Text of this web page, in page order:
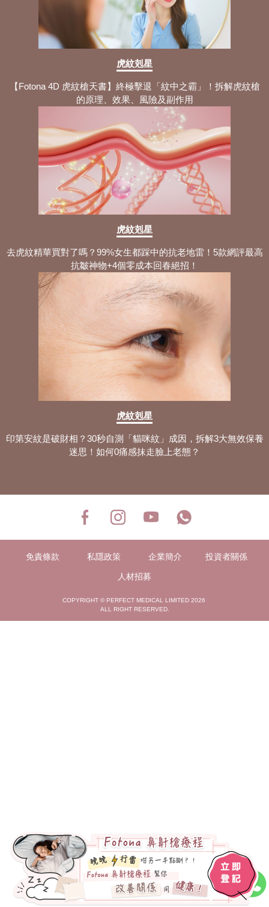
過程 掌握正規方法趁現在！
睡眠窒息症指數解析：4大睡眠呼吸中止
原因+專業緩解方法分享！
睡眠呼吸機旅行攻略：解析5款產品+旅
行時需留意的注意事項！
睡眠呼吸機原理科普：3大產品種類+使
用方法 選擇適合你的款式！
為什麼會打鼻鼾？掌握5大鼻鼾成因+日
常調整與專業治療方法！
鼻塞穴道按摩：拆解5個穴位與功效+正
確通鼻塞按摩手法與流程！
鼻鼾枕頭有冇用？認識詳細用途原理+6
大止鼾枕挑選指南！
Fotona 4D鼻鼾槍評價：全面理解6大療
程優勢+適用族群！
Fotona 4D鼻鼾槍邊間好？4大療程優勢
+流程與步驟公開！
睡眠窒息症治療：詳解3大睡眠窒息問題
類型+專業治療方案！
如何解決鼻塞？盤點5大鼻塞常見的原因
+實用的緩解與改善攻略！
防鼻鼾枕頭導覽：認知3大鼻鼾成因+快
眠枕選購攻略分享！
解決鼻塞對策：細分5大原因+最全解決
4大止鼾運動訓練步驟！
鹽水洗鼻好處：分析3大洗鼻器種類+正
確使用方法與洗鼻過程！
題常見的症狀+治療方式！
鼻鼾聲好大？全面了解4大鼻鼾生成原因
+專業與日常止鼻鼾方法！
洗鼻壺最全攻略：拆分7大應用過程+產
品特點與好處解析！
​​睡眠窒息症斷尾：認知3大類型與嚴重程
度+改善與治療方法！
睡眠呼吸機消委會：分析3大睡眠窒息因
素與高危族群+選購教程！
睡眠呼吸機消委會：分享市面熱門產品
虎紋剋星
【Fotona 4D 虎紋槍天書】終極擊退「紋中之霸」！拆解虎紋槍
的原理、效果、風險及副作用
虎紋剋星
去虎紋精華買對了嗎？99%女生都踩中的抗老地雷！5款網評最高
抗皺神物+4個零成本回春絕招！
虎紋剋星
印第安紋是破財相？30秒自測「貓咪紋」成因，拆解3大無效保養
迷思！如何0痛感抹走臉上老態？
免責條款 私隱政策 企業簡介 投資者關係
人材招募
COPYRIGHT © PERFECT MEDICAL LIMITED 2026
ALL RIGHT RESERVED.